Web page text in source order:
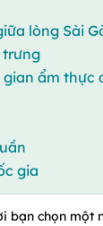
lòng Sài
trưng
ẩm thực
gia
bạn chọn một